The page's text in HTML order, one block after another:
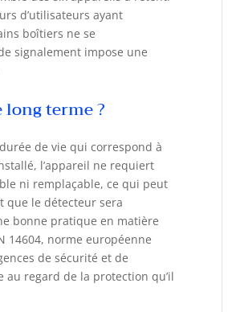
d’utilisateurs ayant
boîtiers ne se
signalement impose une
terme ?
de vie qui correspond à
l’appareil ne requiert
ni remplaçable, ce qui peut
que le détecteur sera
bonne pratique en matière
14604, norme européenne
de sécurité et de
regard de la protection qu’il